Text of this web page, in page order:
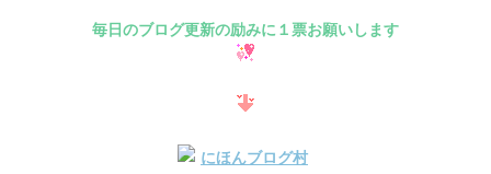
毎日のブログ更新の励みに１票お願いします